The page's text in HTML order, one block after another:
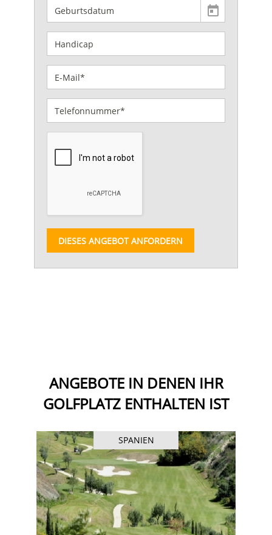
DIESES ANGEBOT ANFORDERN
ANGEBOTE IN DENEN IHR
GOLFPLATZ ENTHALTEN IST
SPANIEN